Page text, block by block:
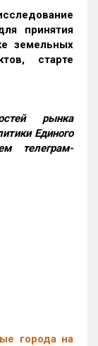
принятия
земельных
старте
рынка
Единого
телеграм-
города на